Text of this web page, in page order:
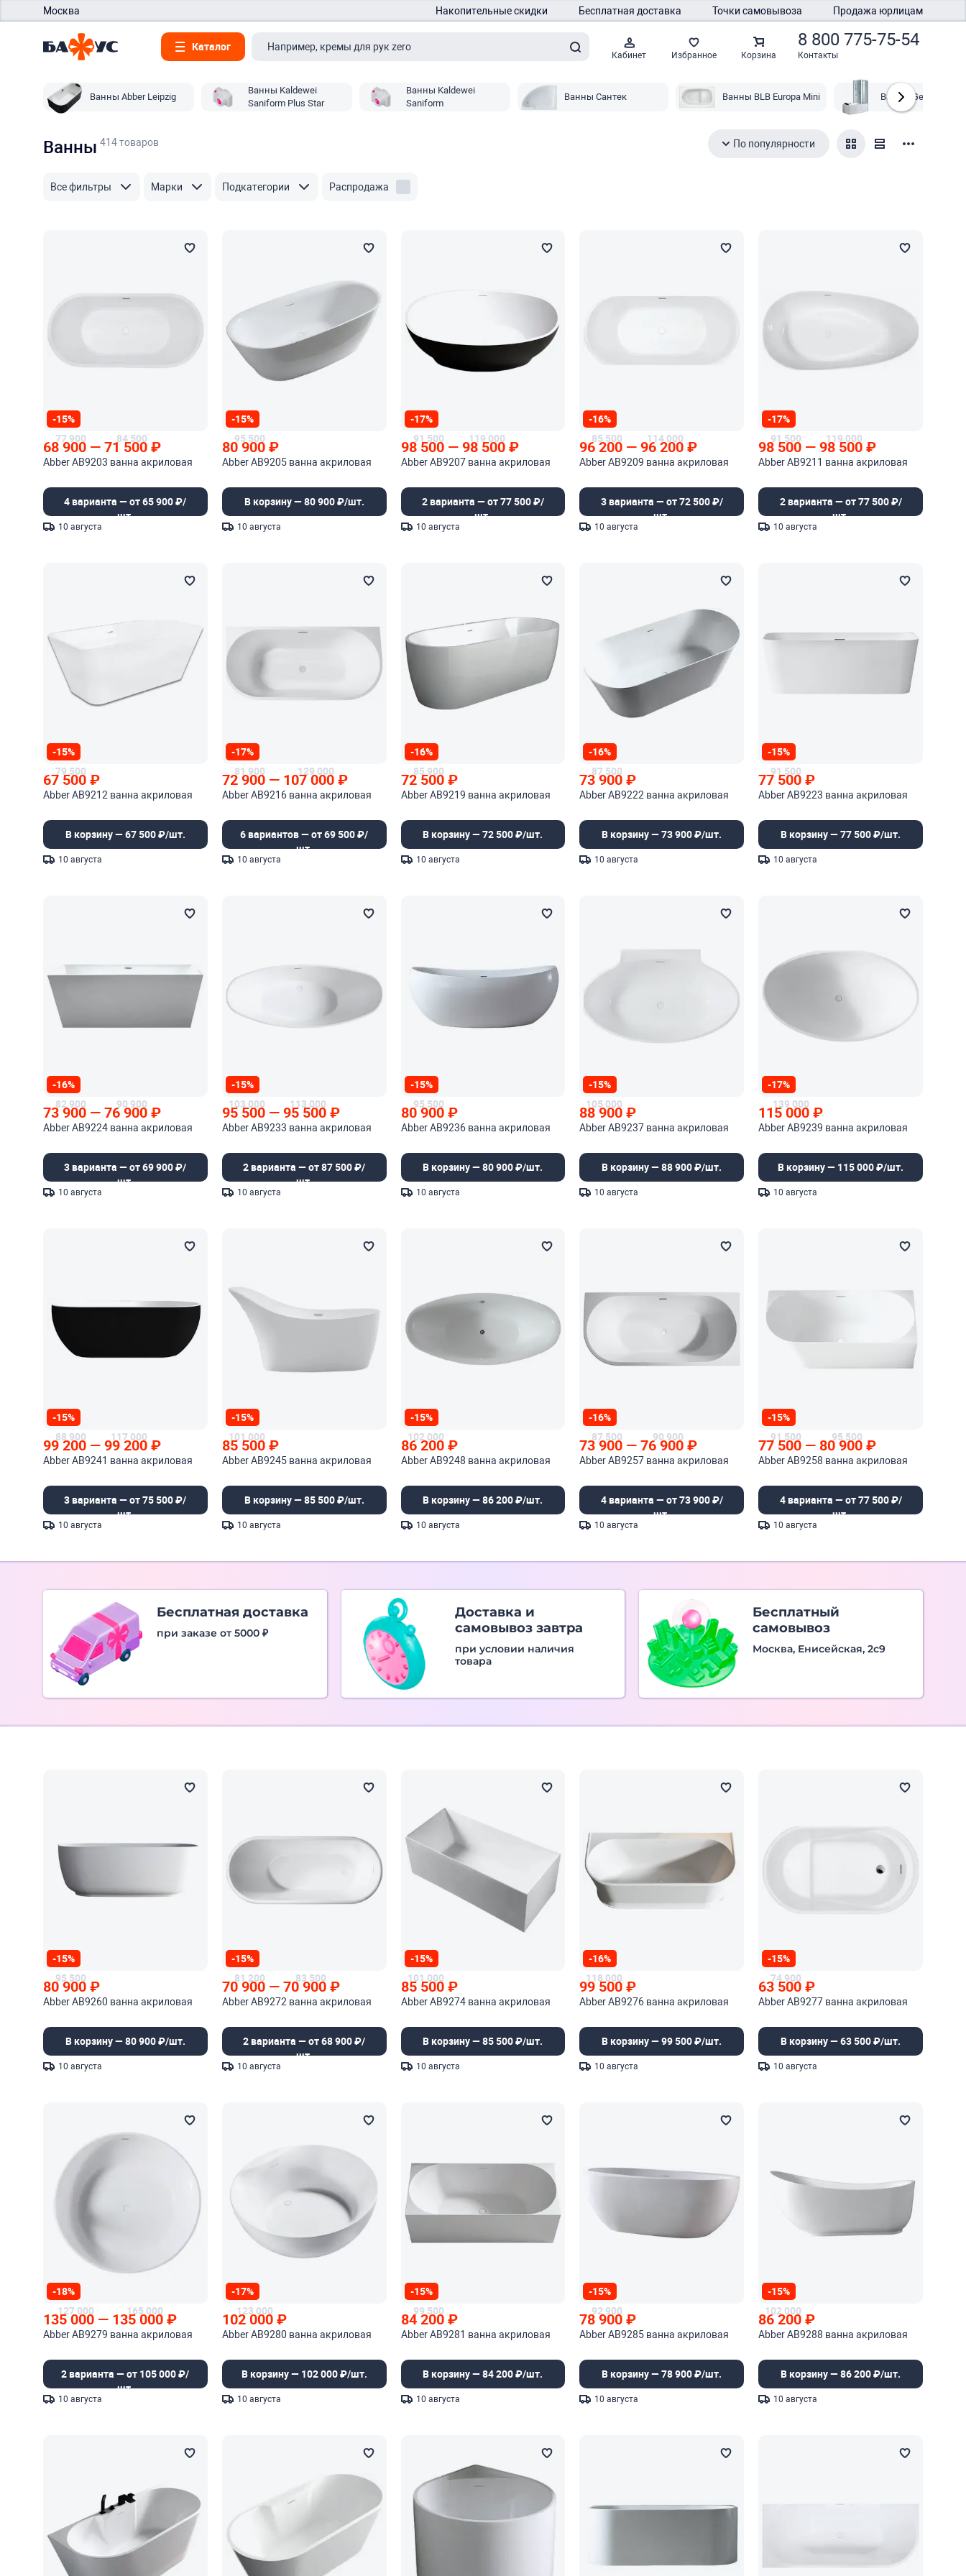
Москва Накопительные скидки Бесплатная доставка Точки самовывоза Продажа юрлицам
Каталог
Кабинет Избранное Корзина
8 800 775-75-54
Контакты
Ванны Abber Leipzig
Ванны Kaldewei
Saniform Plus Star
Ванны Kaldewei
Saniform
Ванны Сантек Ванны BLB Europa Mini Ванны Gemy
Ванны414 товаров По популярности
Все фильтры Марки Подкатегории Распродажа
-15%
77 900
68 900 — 84 500
71 500₽
Abber AB9203 ванна акриловая
4 варианта — от 65 900 ₽/
шт.
10 августа
-15%
95 500
80 900₽
Abber AB9205 ванна акриловая
В корзину — 80 900 ₽/шт.
10 августа
-17%
91 500
98 500 — 119 000
98 500 ₽
Abber AB9207 ванна акриловая
2 варианта — от 77 500 ₽/
шт.
10 августа
-16%
85 500
96 200 — 114 000
96 200₽
Abber AB9209 ванна акриловая
3 варианта — от 72 500 ₽/
шт.
10 августа
-17%
91 500
98 500 — 119 000
98 500₽
Abber AB9211 ванна акриловая
2 варианта — от 77 500 ₽/
шт.
10 августа
-15%
79 500
67 500₽
Abber AB9212 ванна акриловая
В корзину — 67 500 ₽/шт.
10 августа
-17%
81 900
72 900 — 129 000
107 000₽
Abber AB9216 ванна акриловая
6 вариантов — от 69 500 ₽/
шт.
10 августа
-16%
85 900
72 500 ₽
Abber AB9219 ванна акриловая
В корзину — 72 500 ₽/шт.
10 августа
-16%
87 500
73 900₽
Abber AB9222 ванна акриловая
В корзину — 73 900 ₽/шт.
10 августа
-15%
91 500
77 500₽
Abber AB9223 ванна акриловая
В корзину — 77 500 ₽/шт.
10 августа
-16%
82 900
73 900 — 90 900
76 900₽
Abber AB9224 ванна акриловая
3 варианта — от 69 900 ₽/
шт.
10 августа
-15%
103 000
95 500 — 113 000
95 500₽
Abber AB9233 ванна акриловая
2 варианта — от 87 500 ₽/
шт.
10 августа
-15%
95 500
80 900 ₽
Abber AB9236 ванна акриловая
В корзину — 80 900 ₽/шт.
10 августа
-15%
105 000
88 900₽
Abber AB9237 ванна акриловая
В корзину — 88 900 ₽/шт.
10 августа
-17%
139 000
115 000₽
Abber AB9239 ванна акриловая
В корзину — 115 000 ₽/шт.
10 августа
-15%
88 900
99 200 — 117 000
99 200₽
Abber AB9241 ванна акриловая
3 варианта — от 75 500 ₽/
шт.
10 августа
-15%
101 000
85 500₽
Abber AB9245 ванна акриловая
В корзину — 85 500 ₽/шт.
10 августа
-15%
102 000
86 200 ₽
Abber AB9248 ванна акриловая
В корзину — 86 200 ₽/шт.
10 августа
-16%
87 500
73 900 — 90 900
76 900₽
Abber AB9257 ванна акриловая
4 варианта — от 73 900 ₽/
шт.
10 августа
-15%
91 500
77 500 — 95 500
80 900₽
Abber AB9258 ванна акриловая
4 варианта — от 77 500 ₽/
шт.
10 августа
Бесплатная доставка
при заказе от 5000 ₽
Доставка и
самовывоз завтра
при условии наличия
товара
Бесплатный
самовывоз
Москва, Енисейская, 2с9
-15%
95 500
80 900₽
Abber AB9260 ванна акриловая
В корзину — 80 900 ₽/шт.
10 августа
-15%
81 200
70 900 — 83 500
70 900₽
Abber AB9272 ванна акриловая
2 варианта — от 68 900 ₽/
шт.
10 августа
-15%
101 000
85 500 ₽
Abber AB9274 ванна акриловая
В корзину — 85 500 ₽/шт.
10 августа
-16%
118 000
99 500₽
Abber AB9276 ванна акриловая
В корзину — 99 500 ₽/шт.
10 августа
-15%
74 900
63 500₽
Abber AB9277 ванна акриловая
В корзину — 63 500 ₽/шт.
10 августа
-18%
127 000
135 000 — 165 000
135 000₽
Abber AB9279 ванна акриловая
2 варианта — от 105 000 ₽/
шт.
10 августа
-17%
123 000
102 000₽
Abber AB9280 ванна акриловая
В корзину — 102 000 ₽/шт.
10 августа
-15%
99 500
84 200 ₽
Abber AB9281 ванна акриловая
В корзину — 84 200 ₽/шт.
10 августа
-15%
92 900
78 900₽
Abber AB9285 ванна акриловая
В корзину — 78 900 ₽/шт.
10 августа
-15%
102 000
86 200₽
Abber AB9288 ванна акриловая
В корзину — 86 200 ₽/шт.
10 августа